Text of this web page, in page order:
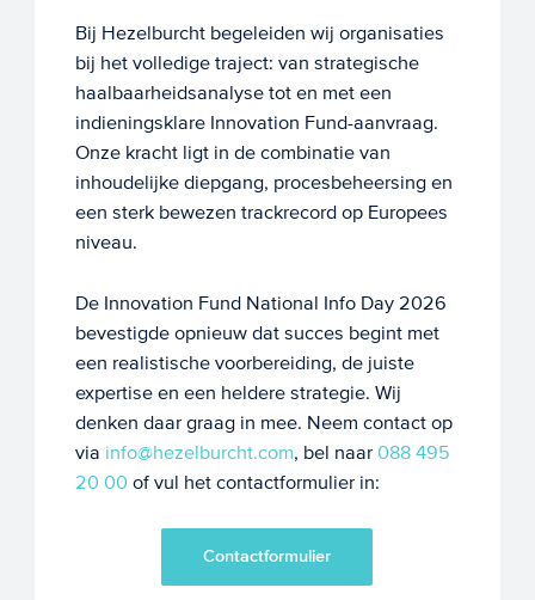
Bij Hezelburcht begeleiden wij organisaties
bij het volledige traject: van strategische
haalbaarheidsanalyse tot en met een
indieningsklare Innovation Fund-aanvraag.
Onze kracht ligt in de combinatie van
inhoudelijke diepgang, procesbeheersing en
een sterk bewezen trackrecord op Europees
niveau.
De Innovation Fund National Info Day 2026
bevestigde opnieuw dat succes begint met
een realistische voorbereiding, de juiste
expertise en een heldere strategie. Wij
denken daar graag in mee. Neem contact op
via info@hezelburcht.com, bel naar 088 495
20 00 of vul het contactformulier in:
Contactformulier